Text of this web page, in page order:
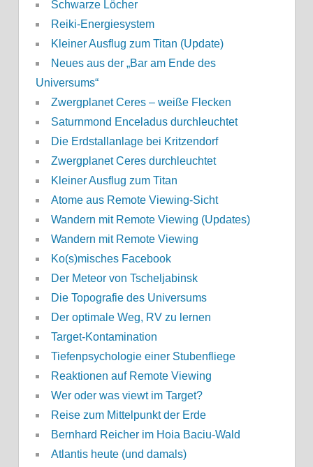
Schwarze Löcher
Reiki-Energiesystem
Kleiner Ausflug zum Titan (Update)
Neues aus der „Bar am Ende des
Universums“
Zwergplanet Ceres – weiße Flecken
Saturnmond Enceladus durchleuchtet
Die Erdstallanlage bei Kritzendorf
Zwergplanet Ceres durchleuchtet
Kleiner Ausflug zum Titan
Atome aus Remote Viewing-Sicht
Wandern mit Remote Viewing (Updates)
Wandern mit Remote Viewing
Ko(s)misches Facebook
Der Meteor von Tscheljabinsk
Die Topografie des Universums
Der optimale Weg, RV zu lernen
Target-Kontamination
Tiefenpsychologie einer Stubenfliege
Reaktionen auf Remote Viewing
Wer oder was viewt im Target?
Reise zum Mittelpunkt der Erde
Bernhard Reicher im Hoia Baciu-Wald
Atlantis heute (und damals)